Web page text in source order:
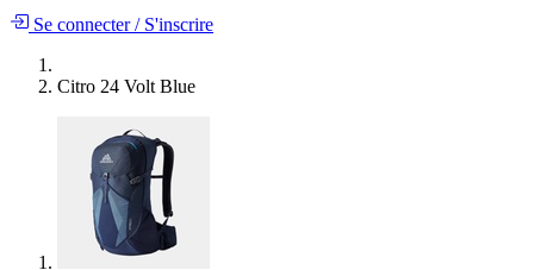
Se connecter/S'inscrire
Citro 24 Volt Blue